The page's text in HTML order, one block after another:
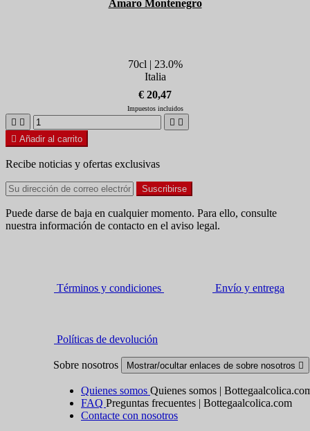
Amaro Montenegro
70cl | 23.0%
Italia
€ 20,47
Impuestos incluidos
   
 Añadir al carrito
Recibe noticias y ofertas exclusivas
Puede darse de baja en cualquier momento. Para ello, consulte
nuestra información de contacto en el aviso legal.
Términos y condiciones Envío y entrega
Políticas de devolución
Sobre nosotros Mostrar/ocultar enlaces de sobre nosotros 
Quienes somos Quienes somos |
FAQ Preguntas frecuentes | Bottegaalcolica.com
Contacte con nosotros